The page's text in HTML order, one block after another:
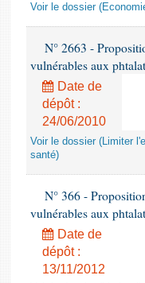
Voir le dossier
N° 2663 -
vulnérables aux
Date de
dépôt :
24/06/2010
Voir le dossier (Limiter
santé)
N° 366 -
vulnérables aux
Date de
dépôt :
13/11/2012